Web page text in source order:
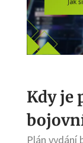
Kdy je
Plán vydání